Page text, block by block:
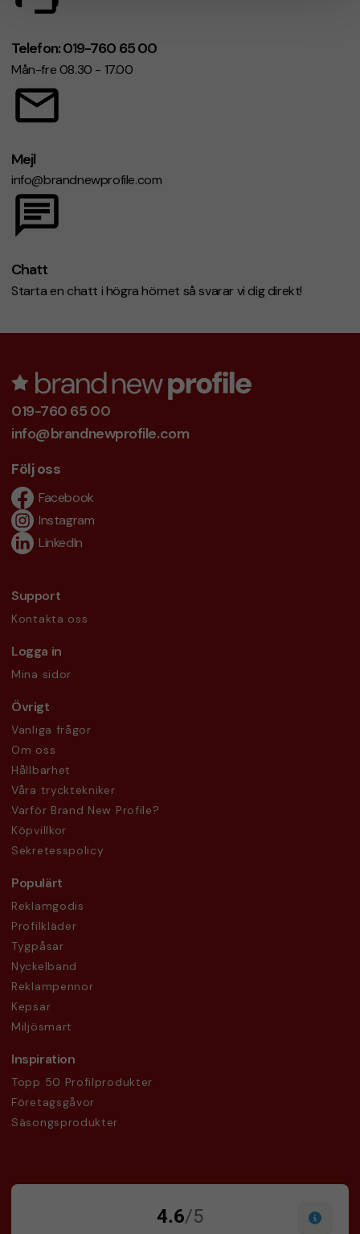
Telefon: 019-760 65 00
Mån-fre 08.30 - 17.00
Mejl
info@brandnewprofile.com
Chatt
Starta en chatt i högra hörnet så svarar vi dig direkt!
019-760 65 00
info@brandnewprofile.com
Följ oss
Facebook
Instagram
LinkedIn
Support
Kontakta oss
Logga in
Mina sidor
Övrigt
Vanliga frågor
Om oss
Hållbarhet
Våra trycktekniker
Varför Brand New Profile?
Köpvillkor
Sekretesspolicy
Populärt
Reklamgodis
Profilkläder
Tygpåsar
Nyckelband
Reklampennor
Kepsar
Miljösmart
Inspiration
Topp 50 Profilprodukter
Företagsgåvor
Säsongsprodukter